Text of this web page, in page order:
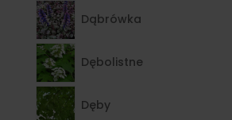
Dąbrówka
Dębolistne
Dęby